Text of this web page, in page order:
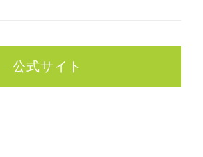
公式サイト